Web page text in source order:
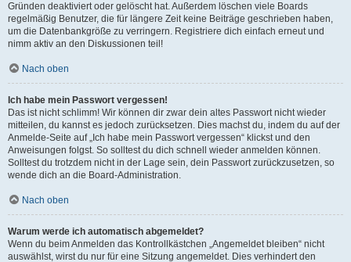
Gründen deaktiviert oder gelöscht hat. Außerdem löschen viele Boards
regelmäßig Benutzer, die für längere Zeit keine Beiträge geschrieben haben,
um die Datenbankgröße zu verringern. Registriere dich einfach erneut und
nimm aktiv an den Diskussionen teil!
Nach oben
Ich habe mein Passwort vergessen!
Das ist nicht schlimm! Wir können dir zwar dein altes Passwort nicht wieder
mitteilen, du kannst es jedoch zurücksetzen. Dies machst du, indem du auf der
Anmelde-Seite auf „Ich habe mein Passwort vergessen“ klickst und den
Anweisungen folgst. So solltest du dich schnell wieder anmelden können.
Solltest du trotzdem nicht in der Lage sein, dein Passwort zurückzusetzen, so
wende dich an die Board-Administration.
Nach oben
Warum werde ich automatisch abgemeldet?
Wenn du beim Anmelden das Kontrollkästchen „Angemeldet bleiben“ nicht
auswählst, wirst du nur für eine Sitzung angemeldet. Dies verhindert den